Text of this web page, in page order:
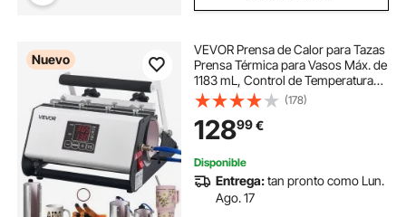
Nuevo
VEVOR Prensa de Calor para Tazas
Prensa Térmica para Vasos Máx. de
1183 mL, Control de Temperatura
Temporizador Cinta Guantes,
Máquina de Sublimación para
Vasos de Acero Inoxidable Vidrio
Cerámica
(178)
12899€
Disponible
Entrega:tan pronto como Lun.
Ago. 17